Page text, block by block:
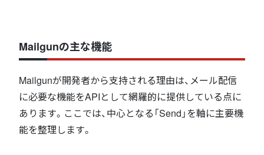
Mailgunの主な機能
Mailgunが開発者から支持される理由は、メール配信
に必要な機能をAPIとして網羅的に提供している点に
あります。ここでは、中心となる「Send」を軸に主要機
能を整理します。